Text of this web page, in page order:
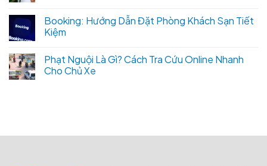
Booking: Hướng Dẫn Đặt Phòng Khách Sạn Tiết
Kiệm
Phạt Nguội Là Gì? Cách Tra Cứu Online Nhanh
Cho Chủ Xe